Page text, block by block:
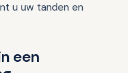
u uw tanden en
een